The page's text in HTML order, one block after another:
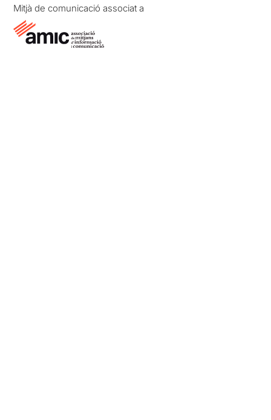
Mitjà de comunicació associat a